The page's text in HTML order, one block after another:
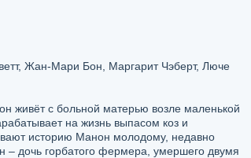
Жан-Мари Бон, Маргарит Чэберт, Люче
живёт с больной матерью возле маленькой
на жизнь выпасом коз и
историю Манон молодому, недавно
дочь горбатого фермера, умершего двумя